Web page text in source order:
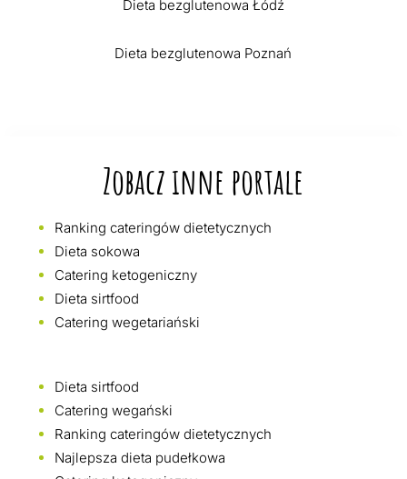
Dieta bezglutenowa Łódź
Dieta bezglutenowa Poznań
Zobacz inne portale
Ranking cateringów dietetycznych
Dieta sokowa
Catering ketogeniczny
Dieta sirtfood
Catering wegetariański
Dieta sirtfood
Catering wegański
Ranking cateringów dietetycznych
Najlepsza dieta pudełkowa